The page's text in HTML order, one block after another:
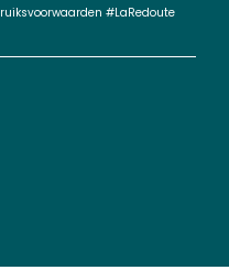
#LaRedoute